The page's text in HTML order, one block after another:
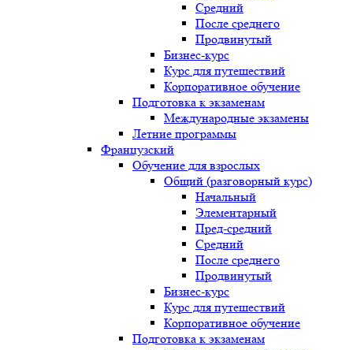
Средний
После среднего
Продвинутый
Бизнес-курс
Курс для путешествий
Корпоративное обучение
Подготовка к экзаменам
Международные экзамены
Летние программы
Французский
Обучение для взрослых
Общий (разговорный курс)
Начальный
Элементарный
Пред-средний
Средний
После среднего
Продвинутый
Бизнес-курс
Курс для путешествий
Корпоративное обучение
Подготовка к экзаменам